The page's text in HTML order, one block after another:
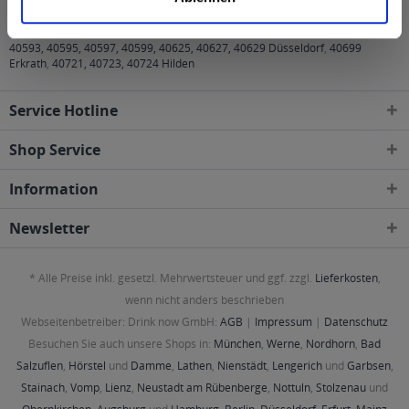
40474, 40476, 40477, 40479, 40489, 40545, 40547, 40549, 40589, 40591,
40593, 40595, 40597, 40599, 40625, 40627, 40629 Düsseldorf, 40699
Erkrath, 40721, 40723, 40724 Hilden
Service Hotline
Shop Service
Information
Newsletter
* Alle Preise inkl. gesetzl. Mehrwertsteuer und ggf. zzgl. Lieferkosten,
wenn nicht anders beschrieben
Webseitenbetreiber: Drink now GmbH: AGB | Impressum | Datenschutz
Besuchen Sie auch unsere Shops in: München, Werne, Nordhorn, Bad
Salzuflen, Hörstel und Damme, Lathen, Nienstädt, Lengerichund Garbsen,
Stainach, Vomp, Lienz, Neustadt am Rübenberge, Nottuln, Stolzenau und